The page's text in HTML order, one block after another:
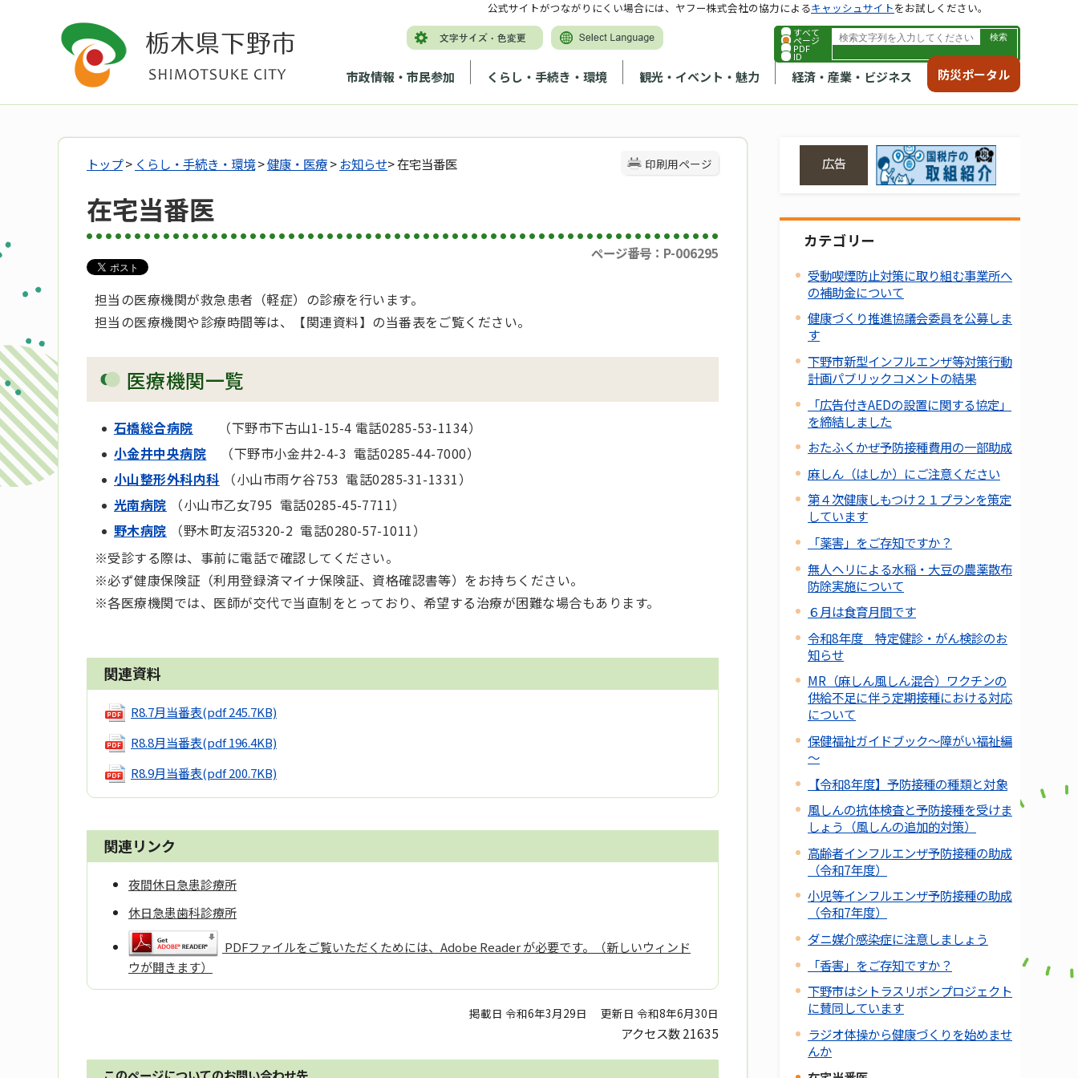
すべて
ページ
PDF
ID
市政情報・市民参加 くらし・手続き・環境 観光・イベント・魅力 経済・産業・ビジネス 防災ポータル
公式サイトがつながりにくい場合には、ヤフー株式会社の協力によるキャッシュサイトをお試しください。
印刷用ページ
トップ> くらし・手続き・環境>健康・医療>お知らせ> 在宅当番医
在宅当番医
ページ番号：P-006295
担当の医療機関が救急患者（軽症）の診療を行います。
担当の医療機関や診療時間等は、【関連資料】の当番表をご覧ください。
医療機関一覧
石橋総合病院 （下野市下古山1-15-4 電話0285-53-1134）
小金井中央病院
（下野市小金井2-4-3 電話0285-44-7000）
小山整形外科内科
（小山市雨ケ谷753 電話0285-31-1331）
光南病院
（小山市乙女795 電話0285-45-7711）
野木病院
（野木町友沼5320-2 電話0280-57-1011）
※受診する際は、事前に電話で確認してください。
※必ず健康保険証（利用登録済マイナ保険証、資格確認書等）をお持ちください。
※各医療機関では、医師が交代で当直制をとっており、希望する治療が困難な場合もあります。
関連資料
R8.7月当番表(pdf 245.7KB)
R8.8月当番表(pdf 196.4KB)
R8.9月当番表(pdf 200.7KB)
関連リンク
夜間休日急患診療所
休日急患歯科診療所
PDFファイルをご覧いただくためには、Adobe Reader が必要です。（新しいウィンド
ウが開きます）
掲載日 令和6年3月29日 更新日 令和8年6月30日
アクセス数21635
広告
カテゴリー
受動喫煙防止対策に取り組む事業所へ
の補助金について
健康づくり推進協議会委員を公募しま
す
下野市新型インフルエンザ等対策行動
計画パブリックコメントの結果
「広告付きAEDの設置に関する協定」
を締結しました
おたふくかぜ予防接種費用の一部助成
麻しん（はしか）にご注意ください
第４次健康しもつけ２１プランを策定
しています
「薬害」をご存知ですか？
無人ヘリによる水稲・大豆の農薬散布
防除実施について
６月は食育月間です
令和8年度 特定健診・がん検診のお
知らせ
MR（麻しん風しん混合）ワクチンの
供給不足に伴う定期接種における対応
について
保健福祉ガイドブック～障がい福祉編
～
【令和8年度】予防接種の種類と対象
風しんの抗体検査と予防接種を受けま
しょう（風しんの追加的対策）
高齢者インフルエンザ予防接種の助成
（令和7年度）
小児等インフルエンザ予防接種の助成
（令和7年度）
ダニ媒介感染症に注意しましょう
「香害」をご存知ですか？
下野市はシトラスリボンプロジェクト
に賛同しています
ラジオ体操から健康づくりを始めませ
んか